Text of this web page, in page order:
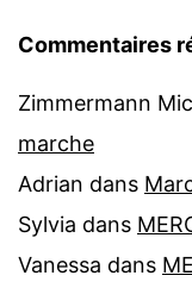
Commentaires
Zimmermann
marche
Adrian dans
Sylvia dans
Vanessa dans